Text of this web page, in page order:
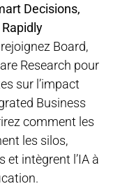
Decisions,
Board,
Research pour
sur l’impact
Business
comment les
les silos,
intègrent l’IA à